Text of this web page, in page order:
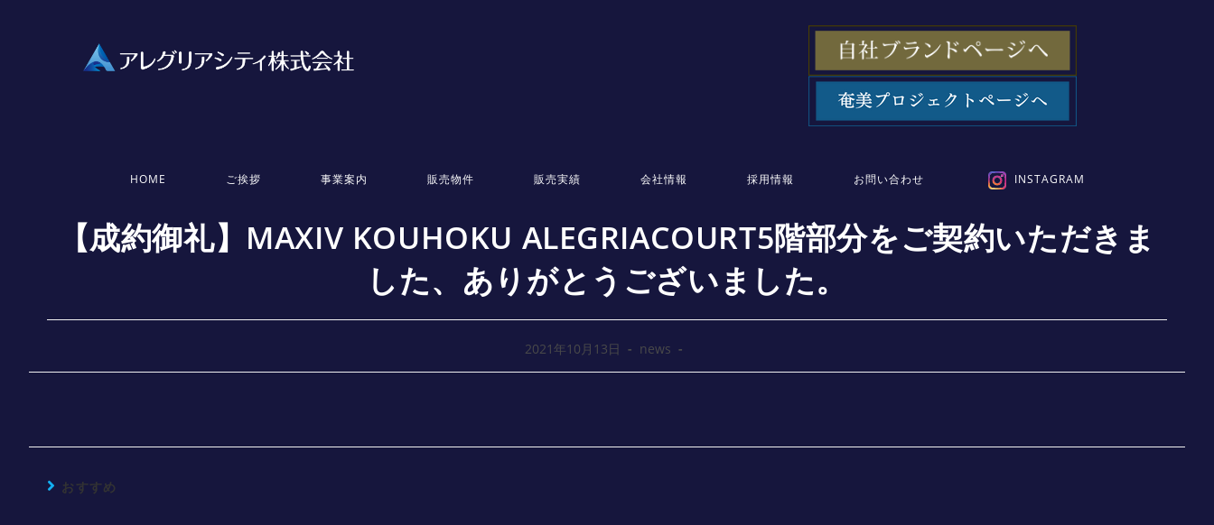
HOME ご挨拶 事業案内 販売物件 販売実績 会社情報 採用情報 お問い合わせ INSTAGRAM
【成約御礼】MAXIV KOUHOKU ALEGRIACOURT5階部分をご契約いただきま
した、ありがとうございました。
2021年10月13日 news
おすすめ